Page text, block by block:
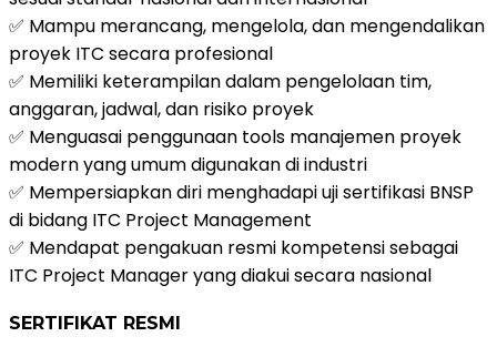
✅ Mampu merancang, mengelola, dan mengendalikan
proyek ITC secara profesional
✅ Memiliki keterampilan dalam pengelolaan tim,
anggaran, jadwal, dan risiko proyek
✅ Menguasai penggunaan tools manajemen proyek
modern yang umum digunakan di industri
✅ Mempersiapkan diri menghadapi uji sertifikasi BNSP
di bidang ITC Project Management
✅ Mendapat pengakuan resmi kompetensi sebagai
ITC Project Manager yang diakui secara nasional
SERTIFIKAT RESMI